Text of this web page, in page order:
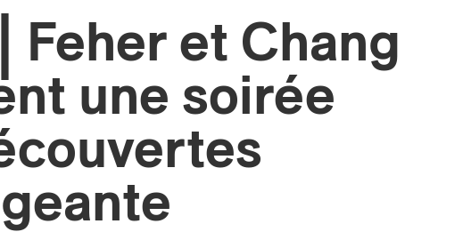
Feher et Chang
une soirée